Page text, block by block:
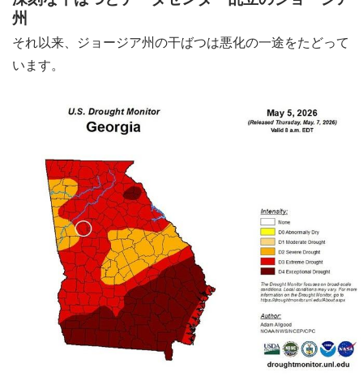
州
それ以来、ジョージア州の干ばつは悪化の一途をたどって
います。